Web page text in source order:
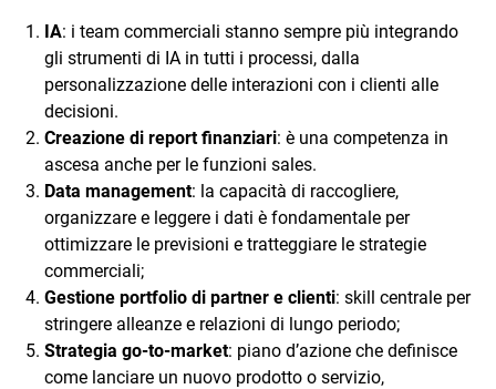
IA: i team commerciali stanno sempre più integrando
gli strumenti di IA in tutti i processi, dalla
personalizzazione delle interazioni con i clienti alle
decisioni.
Creazione di report finanziari: è una competenza in
ascesa anche per le funzioni sales.
Data management: la capacità di raccogliere,
organizzare e leggere i dati è fondamentale per
ottimizzare le previsioni e tratteggiare le strategie
commerciali;
Gestione portfolio di partner e clienti: skill centrale per
stringere alleanze e relazioni di lungo periodo;
Strategia go-to-market: piano d’azione che definisce
come lanciare un nuovo prodotto o servizio,